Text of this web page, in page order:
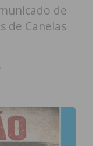
de
de Canelas